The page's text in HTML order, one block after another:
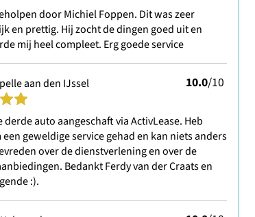
door Michiel Foppen. Dit was zeer
en prettig. Hij zocht de dingen goed uit en
mij heel compleet. Erg goede service
aan den IJssel 10.0/10
derde auto aangeschaft via ActivLease. Heb
geweldige service gehad en kan niets anders
over de dienstverlening en over de
Bedankt Ferdy van der Craats en
:).